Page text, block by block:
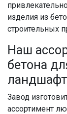
изделия из
строительных
Наш
бетона
Завод
ассортимент